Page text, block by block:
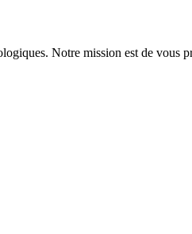
Notre mission est de vous